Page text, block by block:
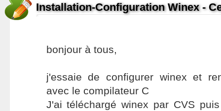
Installation-Configuration Winex -
bonjour à tous,
j'essaie de configurer winex et
avec le compilateur C
J'ai téléchargé winex par CVS